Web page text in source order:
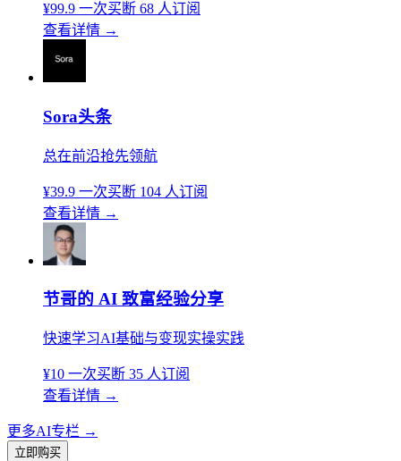
¥99.9 一次买断 68 人订阅
查看详情 →
Sora头条
总在前沿抢先领航
¥39.9 一次买断 104 人订阅
查看详情 →
节哥的 AI 致富经验分享
快速学习AI基础与变现实操实践
¥10 一次买断 35 人订阅
查看详情 →
更多AI专栏 →
立即购买